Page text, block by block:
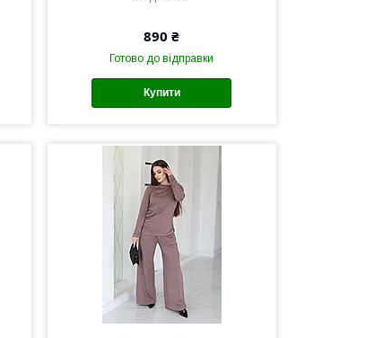
890 ₴
Готово до відправки
Купити